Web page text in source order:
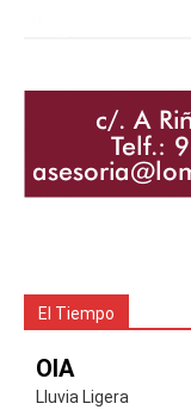
El Tiempo
OIA
Lluvia Ligera